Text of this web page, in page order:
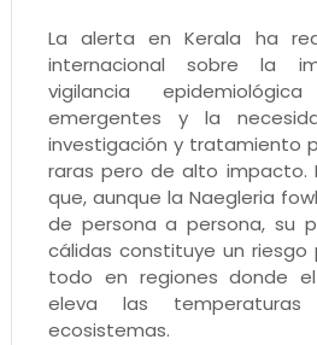
La alerta en Kerala ha
internacional sobre la
vigilancia
emergentes y la
investigación y tratamiento
raras pero de alto impacto.
que, aunque la Naegleria
de persona a persona, su
cálidas constituye un riesgo
todo en regiones donde
eleva las
ecosistemas.